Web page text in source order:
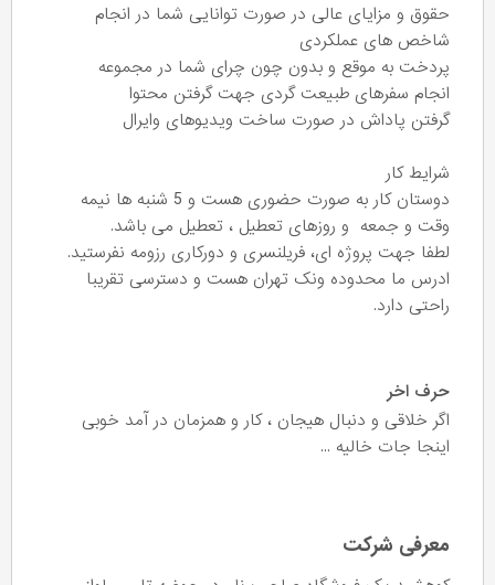
حقوق و مزایای عالی در صورت توانایی شما در انجام
شاخص های عملکردی
پردخت به موقع و بدون چون چرای شما در مجموعه
انجام سفرهای طبیعت گردی جهت گرفتن محتوا
گرفتن پاداش در صورت ساخت ویدیوهای وایرال
شرایط کار
دوستان کار به صورت حضوری هست و 5 شنبه ها نیمه
وقت و جمعه و روزهای تعطیل ، تعطیل می باشد.
لطفا جهت پروژه ای، فریلنسری و دورکاری رزومه نفرستید.
ادرس ما محدوده ونک تهران هست و دسترسی تقریبا
راحتی دارد.
حرف اخر
اگر خلاقی و دنبال هیجان ، کار و همزمان در آمد خوبی
اینجا جات خالیه ...
معرفی شرکت